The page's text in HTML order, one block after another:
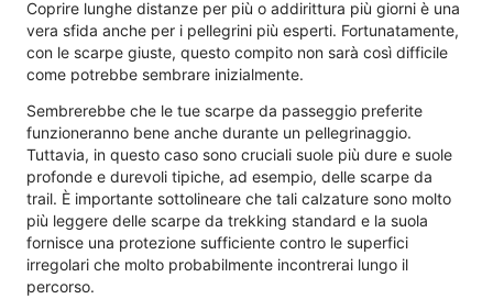
Coprire lunghe distanze per più o addirittura più giorni è una
vera sfida anche per i pellegrini più esperti. Fortunatamente,
con le scarpe giuste, questo compito non sarà così difficile
come potrebbe sembrare inizialmente.
Sembrerebbe che le tue scarpe da passeggio preferite
funzioneranno bene anche durante un pellegrinaggio.
Tuttavia, in questo caso sono cruciali suole più dure e suole
profonde e durevoli tipiche, ad esempio, delle scarpe da
trail. È importante sottolineare che tali calzature sono molto
più leggere delle scarpe da trekking standard e la suola
fornisce una protezione sufficiente contro le superfici
irregolari che molto probabilmente incontrerai lungo il
percorso.